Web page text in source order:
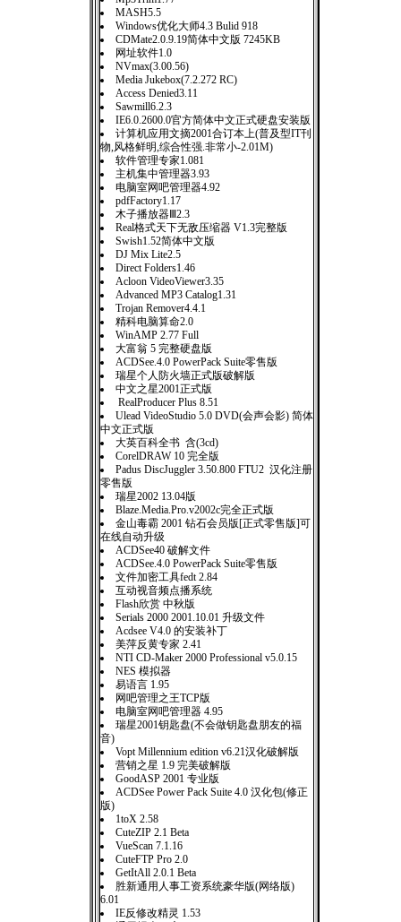
MASH5.5
Windows优化大师4.3 Bulid 918
CDMate2.0.9.19简体中文版 7245KB
网址软件1.0
NVmax(3.00.56)
Media Jukebox(7.2.272 RC)
Access Denied3.11
Sawmill6.2.3
IE6.0.2600.0官方简体中文正式硬盘安装版
计算机应用文摘2001合订本上(普及型IT刊
物,风格鲜明,综合性强.非常小-2.01M)
软件管理专家1.081
主机集中管理器3.93
电脑室网吧管理器4.92
pdfFactory1.17
木子播放器Ⅲ2.3
Real格式天下无敌压缩器 V1.3完整版
Swish1.52简体中文版
DJ Mix Lite2.5
Direct Folders1.46
Acloon VideoViewer3.35
Advanced MP3 Catalog1.31
Trojan Remover4.4.1
精科电脑算命2.0
WinAMP 2.77 Full
大富翁 5 完整硬盘版
ACDSee.4.0 PowerPack Suite零售版
瑞星个人防火墙正式版破解版
中文之星2001正式版
RealProducer Plus 8.51
Ulead VideoStudio 5.0 DVD(会声会影) 简体
中文正式版
大英百科全书 含(3cd)
CorelDRAW 10 完全版
Padus DiscJuggler 3.50.800 FTU2 汉化注册
零售版
瑞星2002 13.04版
Blaze.Media.Pro.v2002c完全正式版
金山毒霸 2001 钻石会员版[正式零售版]可
在线自动升级
ACDSee40 破解文件
ACDSee.4.0 PowerPack Suite零售版
文件加密工具fedt 2.84
互动视音频点播系统
Flash欣赏 中秋版
Serials 2000 2001.10.01 升级文件
Acdsee V4.0 的安装补丁
美萍反黄专家 2.41
NTI CD-Maker 2000 Professional v5.0.15
NES 模拟器
易语言 1.95
网吧管理之王TCP版
电脑室网吧管理器 4.95
瑞星2001钥匙盘(不会做钥匙盘朋友的福
音)
Vopt Millennium edition v6.21汉化破解版
营销之星 1.9 完美破解版
GoodASP 2001 专业版
ACDSee Power Pack Suite 4.0 汉化包(修正
版)
1toX 2.58
CuteZIP 2.1 Beta
VueScan 7.1.16
CuteFTP Pro 2.0
GetItAll 2.0.1 Beta
胜新通用人事工资系统豪华版(网络版)
6.01
IE反修改精灵 1.53